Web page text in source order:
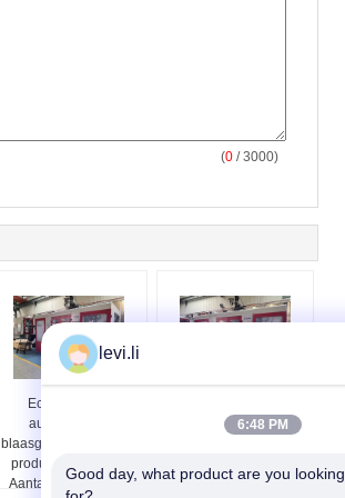
(0 / 3000)
Economische
automatische
blaasgietmachine Max
productvolume 10L
Aantal koppen 3 set
PET-flessen
levi.li
6:48 PM
Good day, what product are you looking